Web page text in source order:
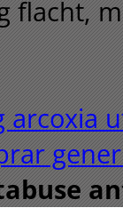
flacht,
arcoxia